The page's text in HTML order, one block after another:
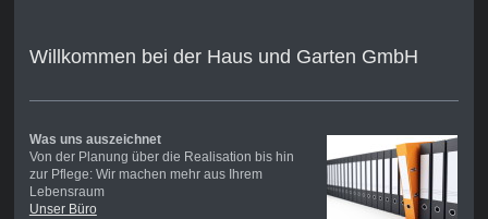
Willkommen bei der Haus und Garten GmbH
Was uns auszeichnet
Von der Planung über die Realisation bis hin
zur Pflege: Wir machen mehr aus Ihrem
Lebensraum
Unser Büro